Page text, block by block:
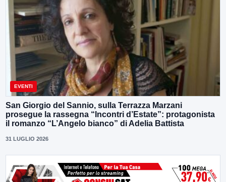
EVENTI
San Giorgio del Sannio, sulla Terrazza Marzani
prosegue la rassegna “Incontri d’Estate”: protagonista
il romanzo “L’Angelo bianco” di Adelia Battista
31 LUGLIO 2026